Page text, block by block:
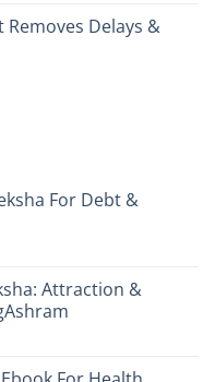
Removes Delays &
For Debt &
Attraction &